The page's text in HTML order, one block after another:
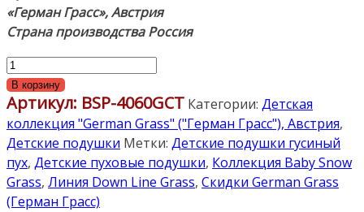
«Герман Грасс», Австрия
Страна производства Россия
Количество
товара
«Baby
Snow
Grass-
ВЕЙТ»
40х60см.
Детская
В корзину
Артикул: BSP-4060GCT Категории: Детская
коллекция "German Grass" ("Герман Грасс"), Австрия,
Детские подушки Метки: Детские подушки гусиный
пух, Детские пуховые подушки, Коллекция Baby Snow
Grass, Линия Down Line Grass, Скидки German Grass
(Герман Грасс)